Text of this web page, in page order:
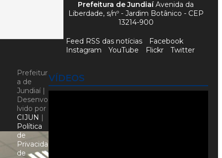
VÍDEOS
Prefeitura de JundiaíAvenida da
Liberdade, s/nº - Jardim Botânico - CEP
13214-900
Feed RSS das notícias
Facebook
Instagram
YouTube Flickr Twitter
Prefeitur
a de
Jundiaí |
Desenvo
lvido por
CIJUN |
Política
de
Privacida
de